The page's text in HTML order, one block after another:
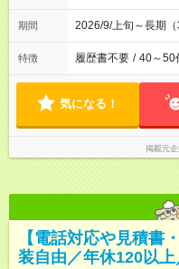
期間 2026/9/上旬～長期
特徴 履歴書不要 / 40～50
気になる！
掲載元企
【電話対応や見積
装自由／年休120以